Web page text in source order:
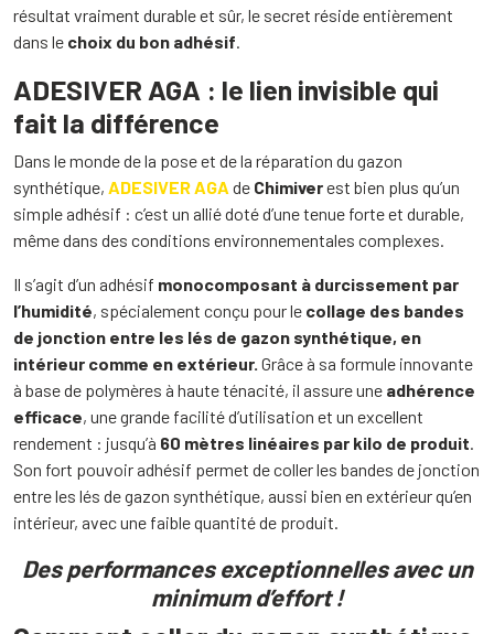
résultat vraiment durable et sûr, le secret réside entièrement
dans le choix du bon adhésif
ADESIVER AGA : le lien invisible qui
fait la différence
Dans le monde de la pose et de la réparation du gazon
synthétique, ADESIVER AGA de Chimiverest bien plus qu’un
simple adhésif : c’est un allié doté d’une tenue forte et durable,
même dans des conditions environnementales complexes.
Il s’agit d’un adhésif monocomposant à durcissement par
l’humidité, spécialement conçu pour le collage des bandes
de jonction entre les lés de gazon synthétique, en
intérieur comme en extérieur. Grâce à sa formule innovante
à base de polymères à haute ténacité, il assure une adhérence
efficace, une grande facilité d’utilisation et un excellent
rendement : jusqu’à 60 mètres linéaires par kilo de produit
Son fort pouvoir adhésif permet de coller les bandes de jonction
entre les lés de gazon synthétique, aussi bien en extérieur qu’en
intérieur, avec une faible quantité de produit.
Des performances exceptionnelles avec un
minimum d’effort !